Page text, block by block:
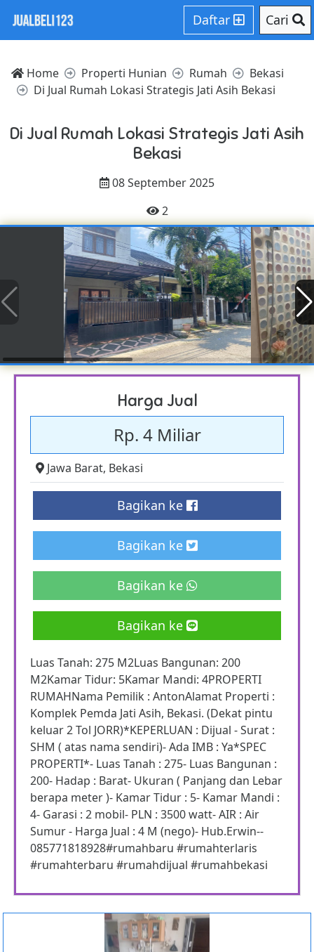
Daftar Cari
Home Properti Hunian Rumah
Bekasi
Di Jual Rumah Lokasi Strategis Jati Asih Bekasi
Di Jual Rumah Lokasi Strategis Jati Asih
Bekasi
08 September 2025
2
Harga Jual
Rp. 4 Miliar
Jawa Barat, Bekasi
Bagikan ke
Bagikan ke
Bagikan ke
Bagikan ke
Luas Tanah: 275 M2Luas Bangunan: 200
M2Kamar Tidur: 5Kamar Mandi: 4PROPERTI
RUMAHNama Pemilik : AntonAlamat Properti :
Komplek Pemda Jati Asih, Bekasi. (Dekat pintu
keluar 2 Tol JORR)*KEPERLUAN : Dijual - Surat :
SHM ( atas nama sendiri)- Ada IMB : Ya*SPEC
PROPERTI*- Luas Tanah : 275- Luas Bangunan :
200- Hadap : Barat- Ukuran ( Panjang dan Lebar
berapa meter )- Kamar Tidur : 5- Kamar Mandi :
4- Garasi : 2 mobil- PLN : 3500 watt- AIR : Air
Sumur - Harga Jual : 4 M (nego)- Hub.Erwin--
085771818928#rumahbaru #rumahterlaris
#rumahterbaru #rumahdijual #rumahbekasi